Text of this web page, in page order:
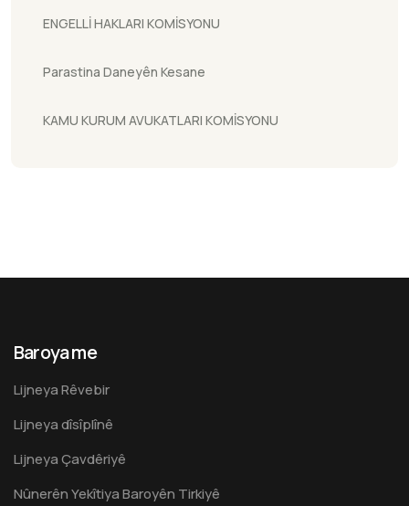
ENGELLİ HAKLARI KOMİSYONU
Parastina Daneyên Kesane
KAMU KURUM AVUKATLARI KOMİSYONU
Baroya me
Lijneya Rêvebir
Lijneya dîsîplînê
Lijneya Çavdêriyê
Nûnerên Yekîtiya Baroyên Tirkiyê